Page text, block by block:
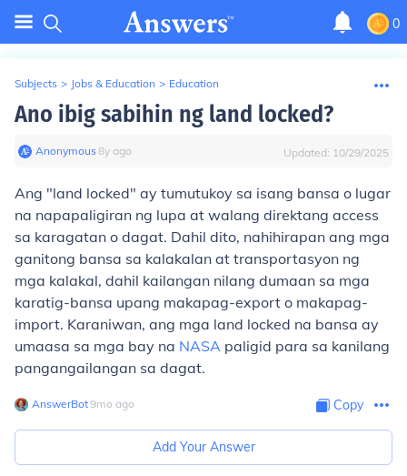
0
Subjects > Jobs & Education > Education
Ano ibig sabihin ng land locked?
Anonymous∙8y ago Updated: 10/29/2025
Ang "land locked" ay tumutukoy sa isang bansa o lugar
na napapaligiran ng lupa at walang direktang access
sa karagatan o dagat. Dahil dito, nahihirapan ang mga
ganitong bansa sa kalakalan at transportasyon ng
mga kalakal, dahil kailangan nilang dumaan sa mga
karatig-bansa upang makapag-export o makapag-
import. Karaniwan, ang mga land locked na bansa ay
umaasa sa mga bay na NASA paligid para sa kanilang
pangangailangan sa dagat.
AnswerBot∙9mo ago Copy
Add Your Answer